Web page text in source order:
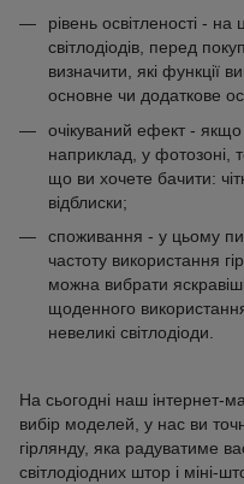
рівень освітленості - на
світлодіодів, перед
визначити, які функції
основне чи додаткове
очікуваний ефект -
наприклад, у фотозоні,
що ви хочете бачити:
відблиски;
споживання - у цьому
частоту використання
можна вибрати
щоденного
невеликі світлодіоди.
На сьогодні наш інтернет-
вибір моделей, у нас ви
гірлянду, яка радуватиме
світлодіодних штор і міні-